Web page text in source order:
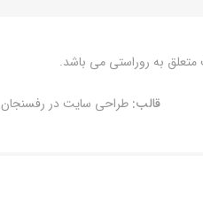
به روراستی می باشد.
قالب: طراحی سایت در رفسنجان